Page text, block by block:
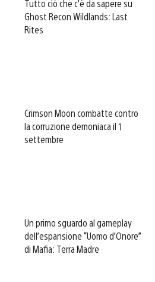
Tutto ciò che c’è da sapere su
Ghost Recon Wildlands: Last
Rites
Crimson Moon combatte contro
la corruzione demoniaca il 1
settembre
Un primo sguardo al gameplay
dell’espansione “Uomo d’Onore”
di Mafia: Terra Madre